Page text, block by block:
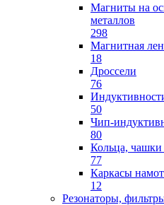
Магниты на
металлов
298
Магнитная
18
Дроссели
76
50
Чип-
80
Кольца,
77
Каркасы
12
Резонаторы,